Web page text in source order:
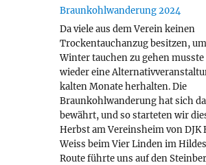
Braunkohlwanderung 2024
Da viele aus dem Verein keinen
Trockentauchanzug besitzen,
Winter tauchen zu gehen musste
wieder eine
kalten Monate herhalten. Die
Braunkohlwanderung hat sich
bewährt, und so starteten wir
Herbst am Vereinsheim von DJK
Weiss beim Vier Linden im
Route führte uns auf den